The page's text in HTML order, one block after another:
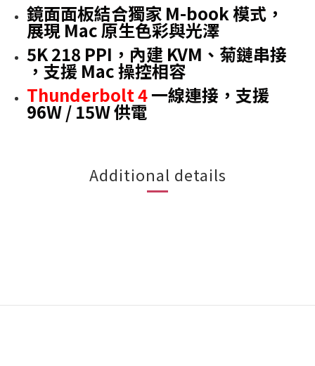
鏡面面板結合獨家 M-book 模式，
展現 Mac 原生色彩與光澤
5K 218 PPI，內建 KVM、菊鏈串接
，支援 Mac 操控相容
Thunderbolt 4一線連接，支援
96W / 15W 供電
Additional details